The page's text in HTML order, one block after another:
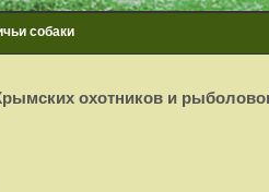
собаки
охотников и